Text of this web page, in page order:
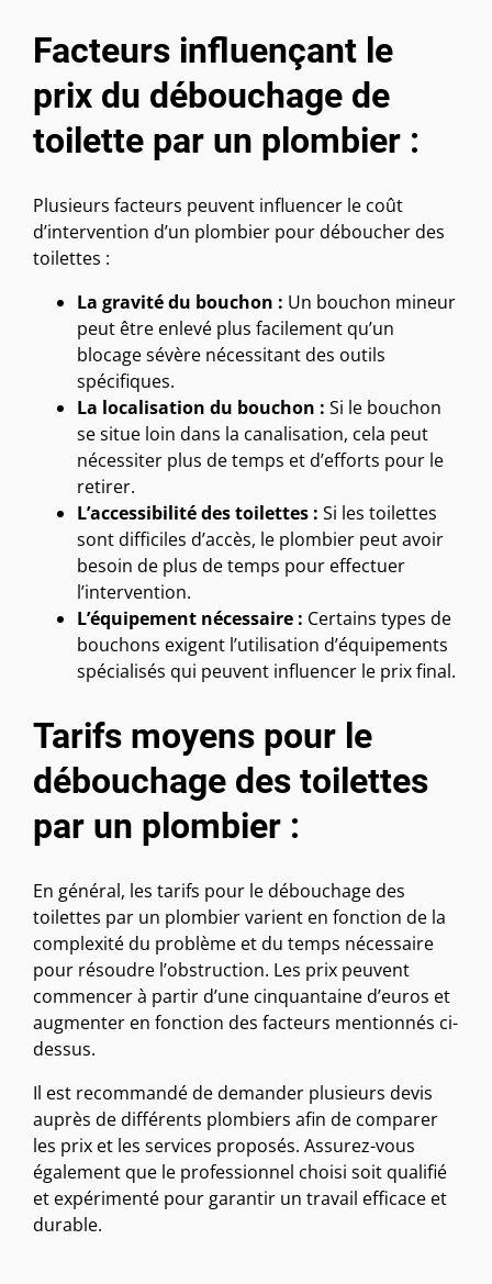
Facteurs influençant le
prix du débouchage de
toilette par un plombier :
Plusieurs facteurs peuvent influencer le coût
d’intervention d’un plombier pour déboucher des
toilettes :
La gravité du bouchon : Un bouchon mineur
peut être enlevé plus facilement qu’un
blocage sévère nécessitant des outils
spécifiques.
La localisation du bouchon : Si le bouchon
se situe loin dans la canalisation, cela peut
nécessiter plus de temps et d’efforts pour le
retirer.
L’accessibilité des toilettes : Si les toilettes
sont difficiles d’accès, le plombier peut avoir
besoin de plus de temps pour effectuer
l’intervention.
L’équipement nécessaire : Certains types de
bouchons exigent l’utilisation d’équipements
spécialisés qui peuvent influencer le prix final.
Tarifs moyens pour le
débouchage des toilettes
par un plombier :
En général, les tarifs pour le débouchage des
toilettes par un plombier varient en fonction de la
complexité du problème et du temps nécessaire
pour résoudre l’obstruction. Les prix peuvent
commencer à partir d’une cinquantaine d’euros et
augmenter en fonction des facteurs mentionnés ci-
dessus.
Il est recommandé de demander plusieurs devis
auprès de différents plombiers afin de comparer
les prix et les services proposés. Assurez-vous
également que le professionnel choisi soit qualifié
et expérimenté pour garantir un travail efficace et
durable.